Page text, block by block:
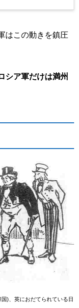
はこの動きを鎮圧
シア軍だけは満州
)、英におだてられている日